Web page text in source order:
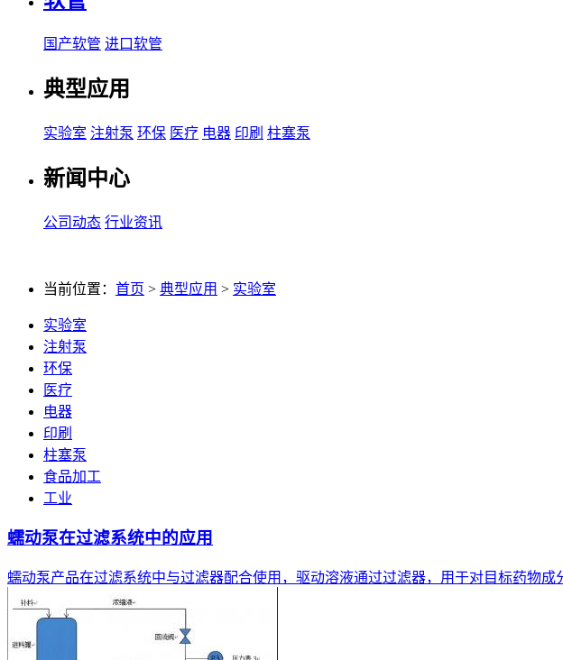
国产软管 进口软管
典型应用
实验室 注射泵 环保 医疗 电器 印刷 柱塞泵
新闻中心
公司动态 行业资讯
当前位置： 首页 > 典型应用 > 实验室
实验室
注射泵
环保
医疗
电器
印刷
柱塞泵
食品加工
工业
蠕动泵在过滤系统中的应用
蠕动泵产品在过滤系统中与过滤器配合使用，驱动溶液通过过滤器，用于对目标药物